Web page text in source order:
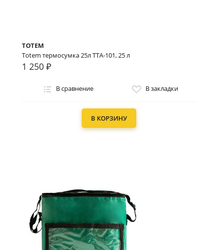
TOTEM
Totem термосумка 25л TTA-101, 25 л
1 250 ₽
В сравнение В закладки
В КОРЗИНУ